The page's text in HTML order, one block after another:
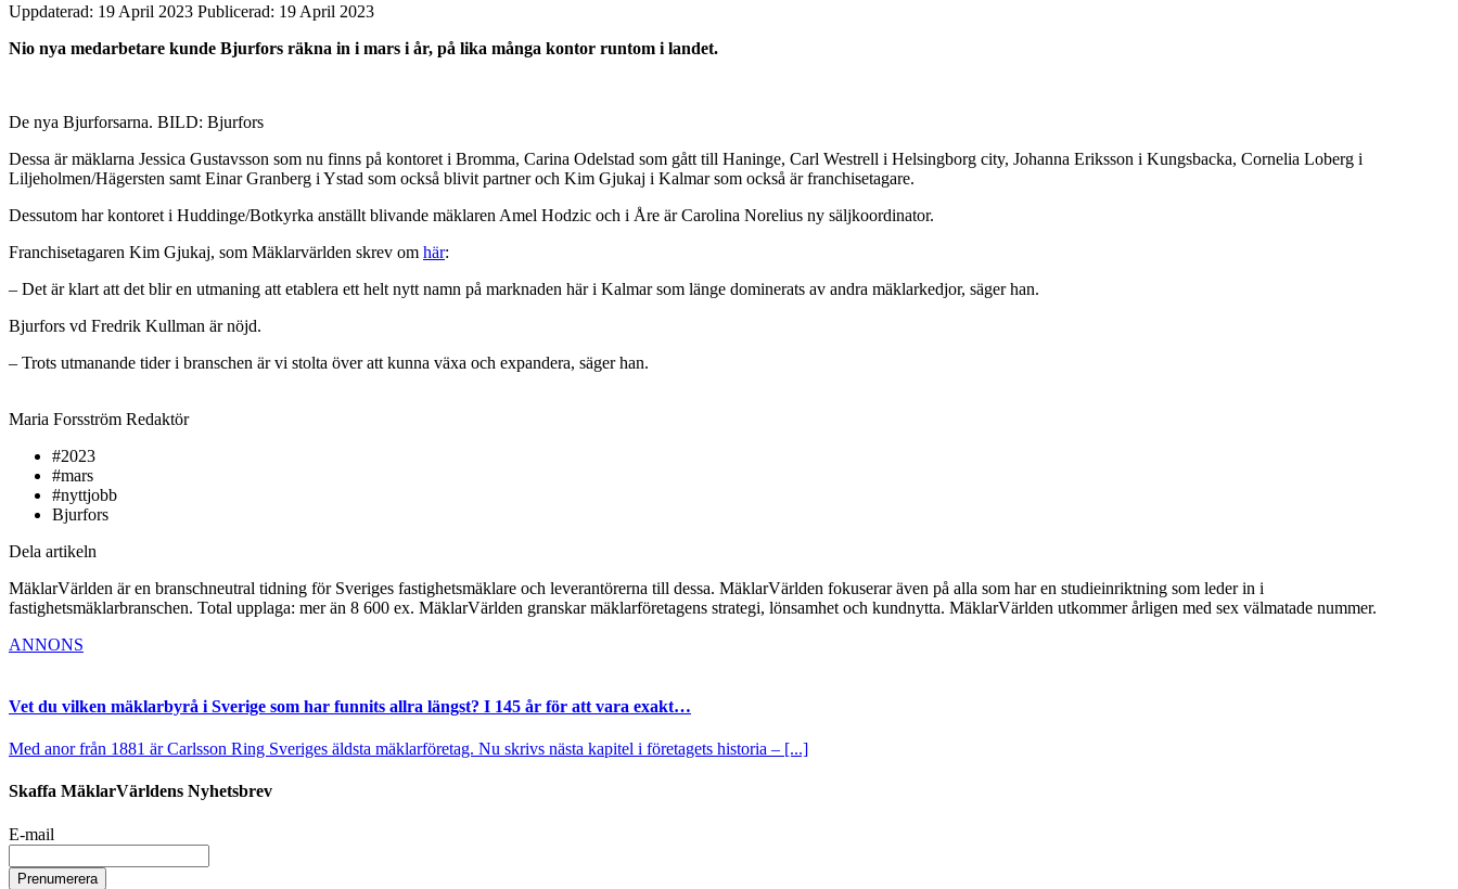
Uppdaterad: 19 April 2023 Publicerad: 19 April 2023
Nio nya medarbetare kunde Bjurfors räkna in i mars i år, på lika många kontor runtom i landet.
De nya Bjurforsarna. BILD: Bjurfors
Dessa är mäklarna Jessica Gustavsson som nu finns på kontoret i Bromma, Carina Odelstad som gått till Haninge, Carl Westrell i Helsingborg city, Johanna Eriksson i Kungsbacka, Cornelia Loberg i
Liljeholmen/Hägersten samt Einar Granberg i Ystad som också blivit partner och Kim Gjukaj i Kalmar som också är franchisetagare.
Dessutom har kontoret i Huddinge/Botkyrka anställt blivande mäklaren Amel Hodzic och i Åre är Carolina Norelius ny säljkoordinator.
Franchisetagaren Kim Gjukaj, som Mäklarvärlden skrev om här:
– Det är klart att det blir en utmaning att etablera ett helt nytt namn på marknaden här i Kalmar som länge dominerats av andra mäklarkedjor, säger han.
Bjurfors vd Fredrik Kullman är nöjd.
– Trots utmanande tider i branschen är vi stolta över att kunna växa och expandera, säger han.
Maria Forsström Redaktör
#2023
#mars
#nyttjobb
Bjurfors
Dela artikeln
MäklarVärlden är en branschneutral tidning för Sveriges fastighetsmäklare och leverantörerna till dessa. MäklarVärlden fokuserar även på alla som har en studieinriktning som leder in i
fastighetsmäklarbranschen. Total upplaga: mer än 8 600 ex. MäklarVärlden granskar mäklarföretagens strategi, lönsamhet och kundnytta. MäklarVärlden utkommer årligen med sex välmatade nummer.
ANNONS
Vet du vilken mäklarbyrå i Sverige som har funnits allra längst? I 145 år för att vara exakt…
Med anor från 1881 är Carlsson Ring Sveriges äldsta mäklarföretag. Nu skrivs nästa kapitel i företagets historia – [...]
Skaffa MäklarVärldens Nyhetsbrev
E-mail
Prenumerera